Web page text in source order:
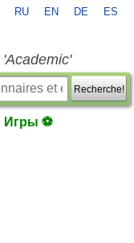
RU EN DE ES
Recherche!
Игры ⚽